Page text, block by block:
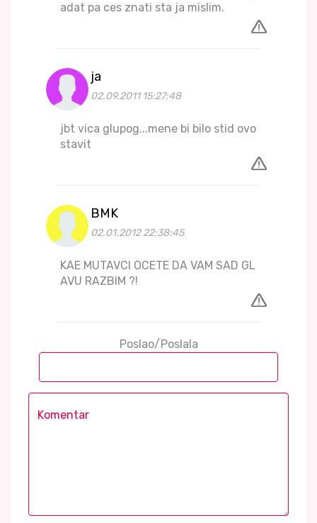
adat pa ces znati sta ja mislim.
ja
02.09.2011 15:27:48
jbt vica glupog...mene bi bilo stid ovo
stavit
BMK
02.01.2012 22:38:45
KAE MUTAVCI OCETE DA VAM SAD GL
AVU RAZBIM ?!
Poslao/Poslala